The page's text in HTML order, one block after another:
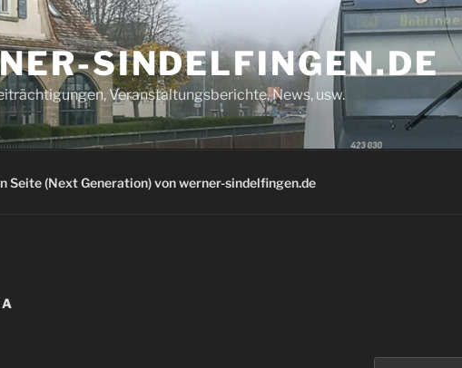
SINDELFINGEN.DE
Veranstaltungsberichte, News, usw.
Seite (Next Generation) von werner-sindelfingen.de